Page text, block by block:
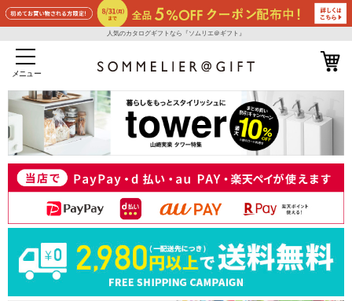
人気のカタログギフトなら『ソムリエ＠ギフト』
メニュー